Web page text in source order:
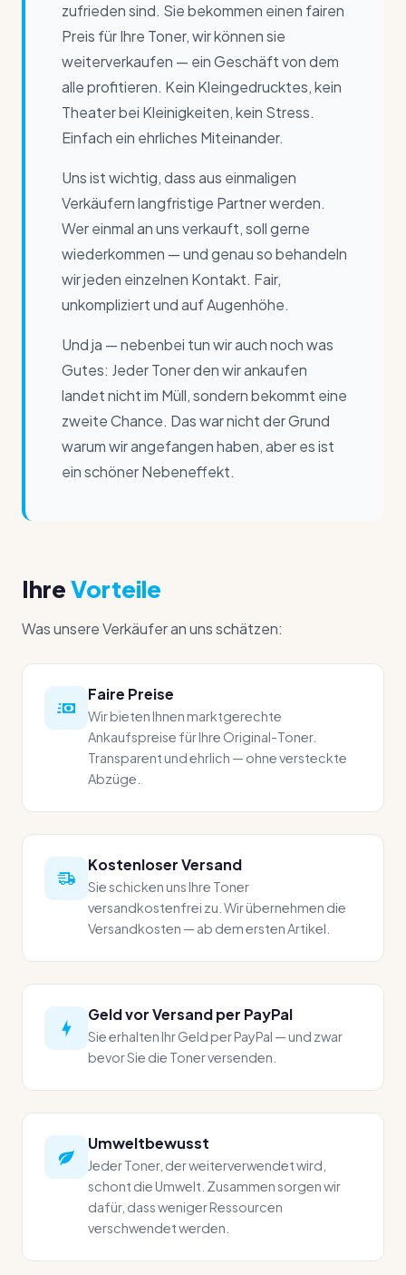
zufrieden sind. Sie bekommen einen fairen
Preis für Ihre Toner, wir können sie
weiterverkaufen — ein Geschäft von dem
alle profitieren. Kein Kleingedrucktes, kein
Theater bei Kleinigkeiten, kein Stress.
Einfach ein ehrliches Miteinander.
Uns ist wichtig, dass aus einmaligen
Verkäufern langfristige Partner werden.
Wer einmal an uns verkauft, soll gerne
wiederkommen — und genau so behandeln
wir jeden einzelnen Kontakt. Fair,
unkompliziert und auf Augenhöhe.
Und ja — nebenbei tun wir auch noch was
Gutes: Jeder Toner den wir ankaufen
landet nicht im Müll, sondern bekommt eine
zweite Chance. Das war nicht der Grund
warum wir angefangen haben, aber es ist
ein schöner Nebeneffekt.
IhreVorteile
Was unsere Verkäufer an uns schätzen:
Faire Preise
Wir bieten Ihnen marktgerechte
Ankaufspreise für Ihre Original-Toner.
Transparent und ehrlich — ohne versteckte
Abzüge.
Kostenloser Versand
Sie schicken uns Ihre Toner
versandkostenfrei zu. Wir übernehmen die
Versandkosten — ab dem ersten Artikel.
Geld vor Versand per PayPal
Sie erhalten Ihr Geld per PayPal — und zwar
bevor Sie die Toner versenden.
Umweltbewusst
Jeder Toner, der weiterverwendet wird,
schont die Umwelt. Zusammen sorgen wir
dafür, dass weniger Ressourcen
verschwendet werden.